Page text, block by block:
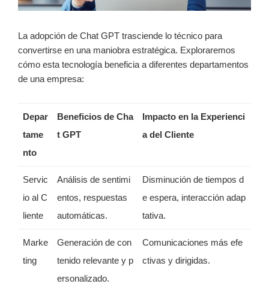
La adopción de Chat GPT trasciende lo técnico para
convertirse en una maniobra estratégica. Exploraremos
cómo esta tecnología beneficia a diferentes departamentos
de una empresa:
Depar
tame
nto
Beneficios de Cha
t GPT
Impacto en la Experienci
a del Cliente
Servic
io al C
liente
Análisis de sentimi
entos, respuestas
automáticas.
Disminución de tiempos d
e espera, interacción adap
tativa.
Marke
ting
Generación de con
tenido relevante y p
ersonalizado.
Comunicaciones más efe
ctivas y dirigidas.